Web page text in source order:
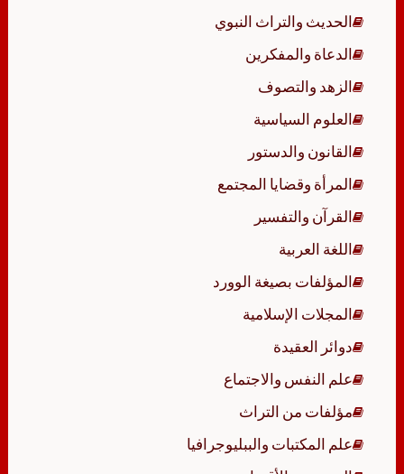
الحديث والتراث النبوي
الدعاة والمفكرين
الزهد والتصوف
العلوم السياسية
القانون والدستور
المرأة وقضايا المجتمع
القرآن والتفسير
اللغة العربية
المؤلفات بصيغة الوورد
المجلات الإسلامية
دوائر العقيدة
علم النفس والاجتماع
مؤلفات من التراث
علم المكتبات والببليوجرافيا